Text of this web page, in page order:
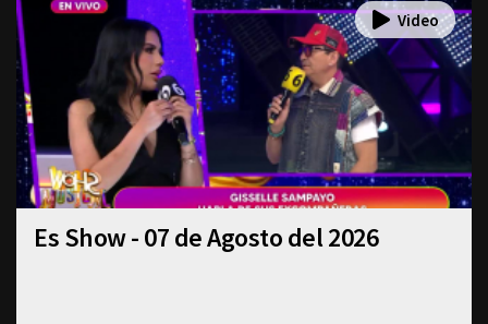
Es Show - 07 de Agosto del 2026